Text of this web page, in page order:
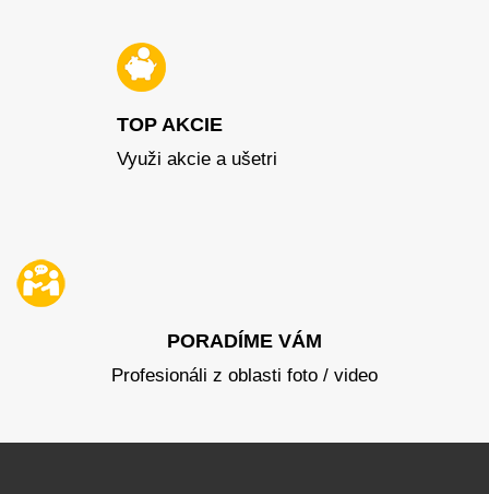
TOP AKCIE
Využi akcie a ušetri
PORADÍME VÁM
Profesionáli z oblasti foto / video